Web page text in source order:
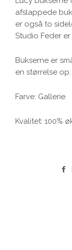
afslappede
er også to
Studio Feder
Bukserne er
en størrelse op.
Farve: Gallerie
Kvalitet: 100%